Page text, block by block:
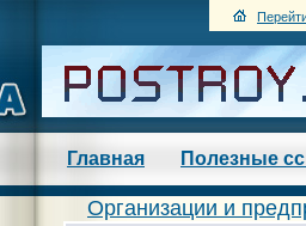
Главная Полезные
Организации и